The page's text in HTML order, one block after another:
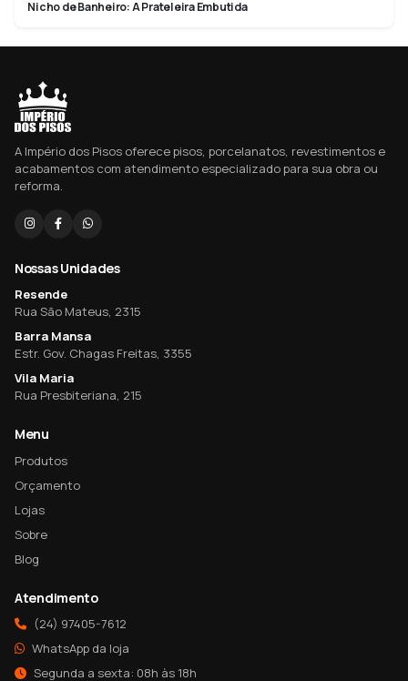
Nicho de Banheiro: A Prateleira Embutida
A Império dos Pisos oferece pisos, porcelanatos, revestimentos e
acabamentos com atendimento especializado para sua obra ou
reforma.
Nossas Unidades
Resende
Rua São Mateus, 2315
Barra Mansa
Estr. Gov. Chagas Freitas, 3355
Vila Maria
Rua Presbiteriana, 215
Menu
Produtos
Orçamento
Lojas
Sobre
Blog
Atendimento
(24) 97405-7612
WhatsApp da loja
Segunda a sexta: 08h às 18h